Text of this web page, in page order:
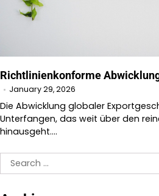
Richtlinienkonforme
January 29, 2026
Die Abwicklung globaler
Unterfangen, das weit über den
hinausgeht.…
Search
for: